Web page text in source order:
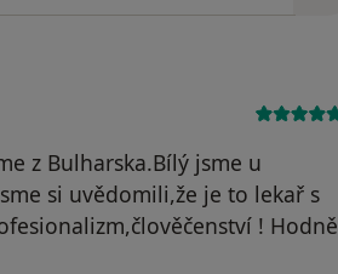
z Bulharska.Bílý jsme u
si uvědomili,že je to lekař s
! Hodně